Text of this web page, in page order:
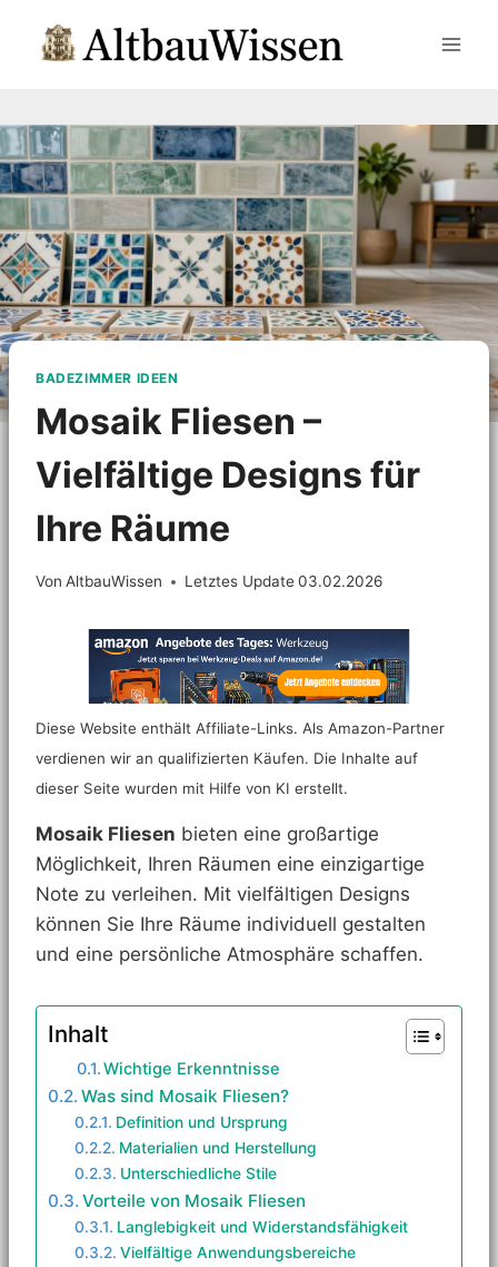
Inhalt
BADEZIMMER IDEEN
Mosaik Fliesen –
Vielfältige Designs für
Ihre Räume
Von AltbauWissen Letztes Update 03.02.2026
Diese Website enthält Affiliate-Links. Als Amazon-Partner
verdienen wir an qualifizierten Käufen. Die Inhalte auf
dieser Seite wurden mit Hilfe von KI erstellt.
Mosaik Fliesen bieten eine großartige
Möglichkeit, Ihren Räumen eine einzigartige
Note zu verleihen. Mit vielfältigen Designs
können Sie Ihre Räume individuell gestalten
und eine persönliche Atmosphäre schaffen.
Inhalt
Wichtige Erkenntnisse
Was sind Mosaik Fliesen?
Definition und Ursprung
Materialien und Herstellung
Unterschiedliche Stile
Vorteile von Mosaik Fliesen
Langlebigkeit und Widerstandsfähigkeit
Vielfältige Anwendungsbereiche